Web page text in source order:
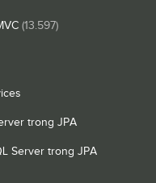
(13.597)
trong JPA
Server trong JPA